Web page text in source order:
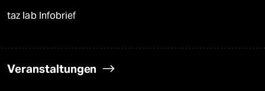
taz lab Infobrief
Veranstaltungen